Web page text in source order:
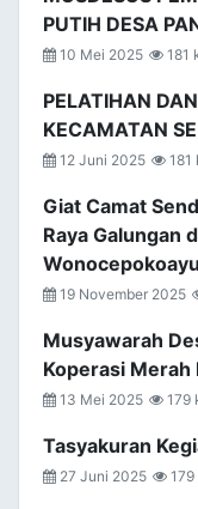
PUTIH DESA
10 Mei 2025 181
PELATIHAN
KECAMATAN
12 Juni 2025 181
Giat Camat
Raya Galungan
Wonocepokoayu
19 November 2025
Musyawarah
Koperasi Merah
13 Mei 2025 179
Tasyakuran
27 Juni 2025 179